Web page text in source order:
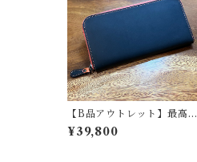
【B品アウトレット】最高級
オイルレザー ラウンドジッ
プ長財布 総貼り合わせ仕立
¥39,800